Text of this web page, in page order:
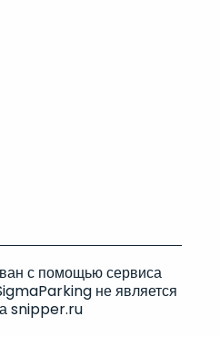
с помощью сервиса
не является
snipper.ru